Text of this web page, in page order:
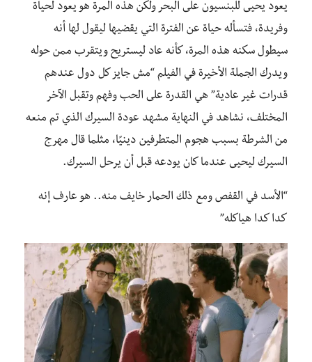
يعود يحيى للبنسيون على البحر ولكن هذه المرة هو يعود لحياة
وفريدة، فتسأله حياة عن الفترة التي يقضيها ليقول لها أنه
سيطول سكنه هذه المرة، كأنه عاد ليستريح ويتقرب ممن حوله
ويدرك الجملة الأخيرة في الفيلم “مش جايز كل دول عندهم
قدرات غير عادية” هي القدرة على الحب وفهم وتقبل الآخر
المختلف، نشاهد في النهاية مشهد عودة السيرك الذي تم منعه
من الشرطة بسبب هجوم المتطرفين دينيًا، مثلما قال مهرج
السيرك ليحيى عندما كان يودعه قبل أن يرحل السيرك.
“الأسد في القفص ومع ذلك الحمار خايف منه.. هو عارف إنه
كدا كدا هياكله”